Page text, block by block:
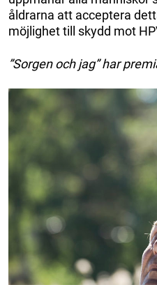
åldrarna att acceptera
möjlighet till skydd mot
”Sorgen och jag” har